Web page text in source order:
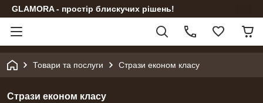
GLAMORA - простір блискучих рішень!
Товари та послуги Стрази економ класу
Стрази економ класу